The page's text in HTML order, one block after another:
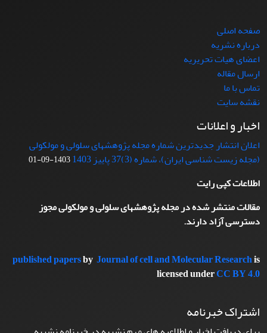
صفحه اصلی
درباره نشریه
اعضای هیات تحریریه
ارسال مقاله
تماس با ما
نقشه سایت
اخبار و اعلانات
اعلان انتشار جدیدترین شماره مجله پژوهشهای سلولی و مولکولی
(مجله زیست شناسی ایران)، شماره (3)37 پاییز 1403
1403-09-01
اطلاعات کپی رایت
مقالات منتشر شده در مجله پژوهشهای سلولی و مولکولی مجوز
دسترسی آزاد دارند.
published papersby Journal of cell and Molecular Researchis
licensed underCC BY 4.0
اشتراک خبرنامه